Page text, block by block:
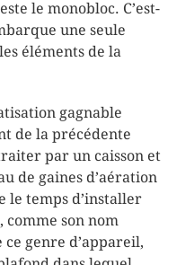
le monobloc. C’est-
une seule
éléments de la
gagnable
de la précédente
par un caisson et
de gaines d’aération
le temps d’installer
comme son nom
genre d’appareil,